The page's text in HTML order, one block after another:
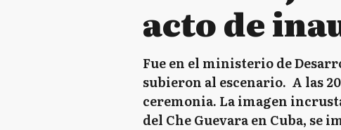
acto de
Fue en el ministerio de
subieron al escenario. A las
ceremonia. La imagen
del Che Guevara en Cuba, se